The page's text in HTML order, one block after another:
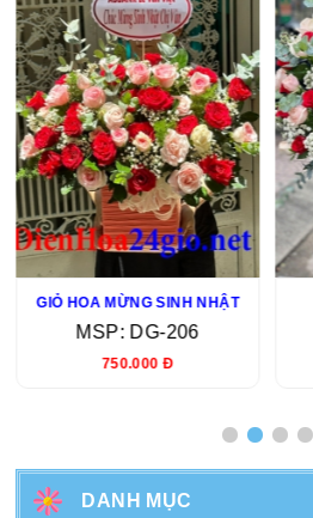
GIỎ HOA MỪNG SINH NHẬT
MSP: DG-206
750.000 Đ
DANH MỤC